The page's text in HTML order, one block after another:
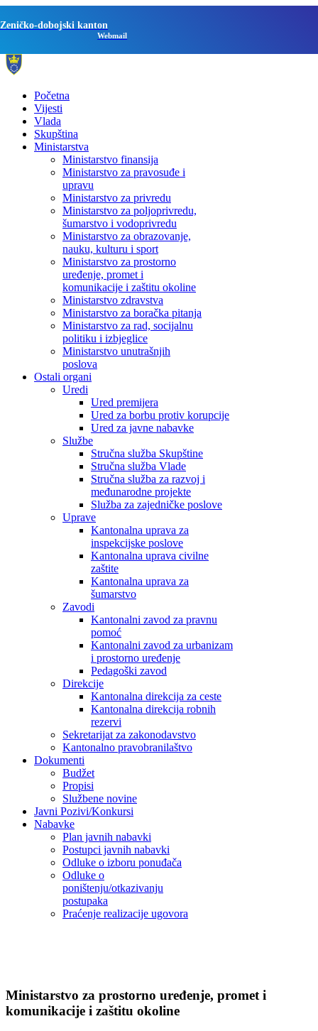
Zeničko-dobojski kanton
Webmail
Početna
Vijesti
Vlada
Skupština
Ministarstva
Ministarstvo finansija
Ministarstvo za pravosuđe i
upravu
Ministarstvo za privredu
Ministarstvo za poljoprivredu,
šumarstvo i vodoprivredu
Ministarstvo za obrazovanje,
nauku, kulturu i sport
Ministarstvo za prostorno
uređenje, promet i
komunikacije i zaštitu okoline
Ministarstvo zdravstva
Ministarstvo za boračka pitanja
Ministarstvo za rad, socijalnu
politiku i izbjeglice
Ministarstvo unutrašnjih
poslova
Ostali organi
Uredi
Ured premijera
Ured za borbu protiv korupcije
Ured za javne nabavke
Službe
Stručna služba Skupštine
Stručna služba Vlade
Stručna služba za razvoj i
međunarodne projekte
Služba za zajedničke poslove
Uprave
Kantonalna uprava za
inspekcijske poslove
Kantonalna uprava civilne
zaštite
Kantonalna uprava za
šumarstvo
Zavodi
Kantonalni zavod za pravnu
pomoć
Kantonalni zavod za urbanizam
i prostorno uređenje
Pedagoški zavod
Direkcije
Kantonalna direkcija za ceste
Kantonalna direkcija robnih
rezervi
Sekretarijat za zakonodavstvo
Kantonalno pravobranilaštvo
Dokumenti
Budžet
Propisi
Službene novine
Javni Pozivi/Konkursi
Nabavke
Plan javnih nabavki
Postupci javnih nabavki
Odluke o izboru ponuđača
Odluke o
poništenju/otkazivanju
postupaka
Praćenje realizacije ugovora
Ministarstvo za prostorno uređenje, promet i
komunikacije i zaštitu okoline